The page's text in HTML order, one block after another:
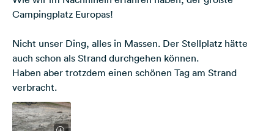
Campingplatz Europas!
Nicht unser Ding, alles in Massen. Der Stellplatz hätte
auch schon als Strand durchgehen können.
Haben aber trotzdem einen schönen Tag am Strand
verbracht.